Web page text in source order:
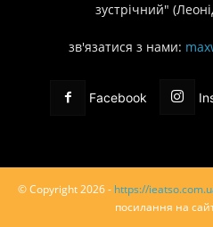
зустрічний"
зв'язатися з нами:
Facebook
© Copyright 2026 - https://
посилання на